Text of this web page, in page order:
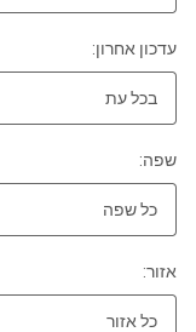
עדכון אחרון:
בכל עת
שפה:
כל שפה
אזור:
כל אזור